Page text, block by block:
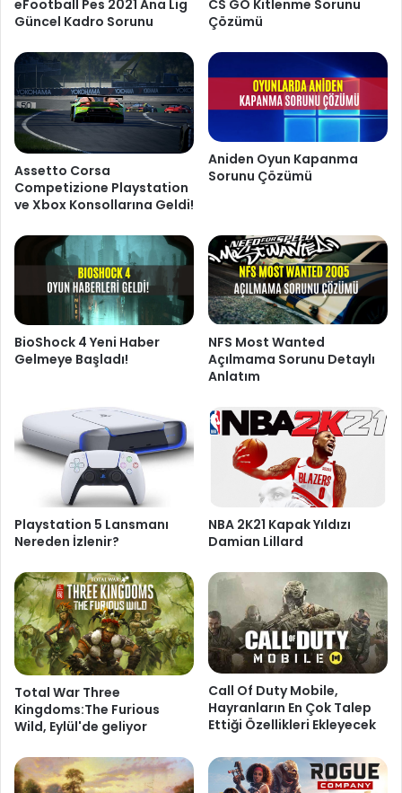
eFootball Pes 2021 Ana Lig
Güncel Kadro Sorunu
CS GO Kitlenme Sorunu
Çözümü
Assetto Corsa
Competizione Playstation
ve Xbox Konsollarına Geldi!
Aniden Oyun Kapanma
Sorunu Çözümü
BioShock 4 Yeni Haber
Gelmeye Başladı!
NFS Most Wanted
Açılmama Sorunu Detaylı
Anlatım
Playstation 5 Lansmanı
Nereden İzlenir?
NBA 2K21 Kapak Yıldızı
Damian Lillard
Total War Three
Kingdoms:The Furious
Wild, Eylül'de geliyor
Call Of Duty Mobile,
Hayranların En Çok Talep
Ettiği Özellikleri Ekleyecek